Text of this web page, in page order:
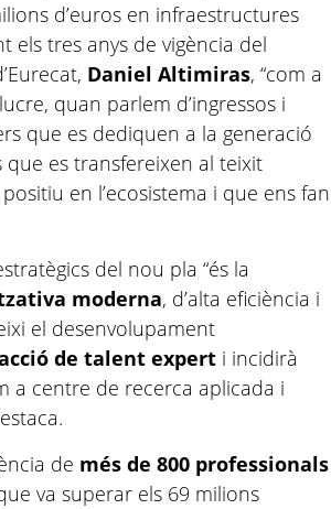
d’euros en infraestructures
els tres anys de vigència del
Daniel Altimiras, “com a
quan parlem d’ingressos i
que es dediquen a la generació
es transfereixen al teixit
en l’ecosistema i que ens fan
del nou pla “és la
moderna, d’alta eficiència i
el desenvolupament
de talent expert i incidirà
a centre de recerca aplicada i
de més de 800 professionals
va superar els 69 milions